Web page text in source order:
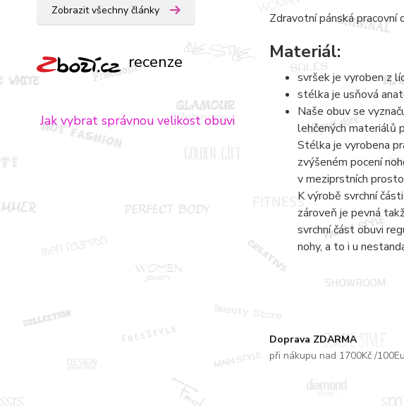
Zobrazit všechny články
recenze
Jak vybrat správnou velikost obuvi
Doprava ZDARMA
při nákupu nad 1700Kč /
Zdravotní pánská pracovní
Materiál:
svršek je vyroben z
stélka je usňová
Naše obuv se
lehčených materiálů
Stélka je vyrobena
zvýšeném pocení
v meziprstních
K výrobě svrchní
zároveň je pevná
svrchní část obuvi
nohy, a to i u